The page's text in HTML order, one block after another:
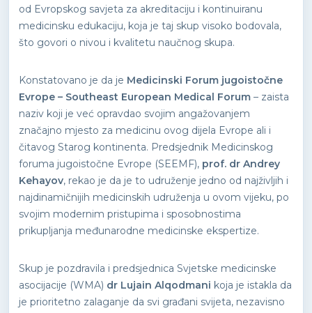
od Evropskog savjeta za akreditaciju i kontinuiranu
medicinsku edukaciju, koja je taj skup visoko bodovala,
što govori o nivou i kvalitetu naučnog skupa.
Konstatovano je da je Medicinski Forum jugoistočne
Evrope – Southeast European Medical Forum – zaista
naziv koji je već opravdao svojim angažovanjem
značajno mjesto za medicinu ovog dijela Evrope ali i
čitavog Starog kontinenta. Predsjednik Medicinskog
foruma jugoistočne Evrope (SEEMF), prof. dr Andrey
Kehayov, rekao je da je to udruženje jedno od najživljih i
najdinamičnijih medicinskih udruženja u ovom vijeku, po
svojim modernim pristupima i sposobnostima
prikupljanja međunarodne medicinske ekspertize.
Skup je pozdravila i predsjednica Svjetske medicinske
asocijacije (WMA) dr Lujain Alqodmani koja je istakla da
je prioritetno zalaganje da svi građani svijeta, nezavisno